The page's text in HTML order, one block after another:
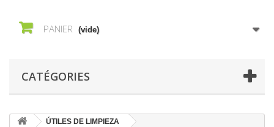
PANIER (vide)
CATÉGORIES
ÚTILES DE LIMPIEZA